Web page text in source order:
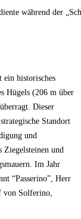
während der
ein historisches
Hügels (206 m über
Dieser
Standort
und
Ziegelsteinen und
Im Jahr
“Passerino”, Herr
von Solferino,